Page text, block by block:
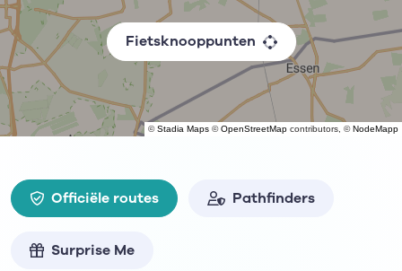
©Stadia Maps ©OpenStreetMap contributors, ©NodeMapp
Fietsknooppunten
Officiële routes Pathfinders
Surprise Me